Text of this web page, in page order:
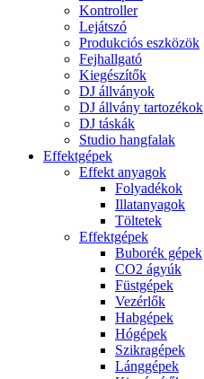
Kontroller
Lejátszó
Produkciós eszközök
Fejhallgató
Kiegészítők
DJ állványok
DJ állvány tartozékok
DJ táskák
Studio hangfalak
Effektgépek
Effekt anyagok
Folyadékok
Illatanyagok
Töltetek
Effektgépek
Buborék gépek
CO2 ágyúk
Füstgépek
Vezérlők
Habgépek
Hógépek
Szikragépek
Lánggépek